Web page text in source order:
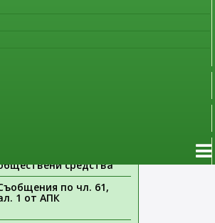
средства
по чл. 61,
1 от АПК